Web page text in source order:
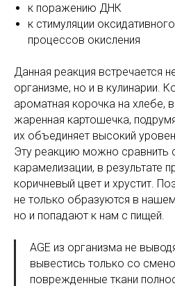
к поражению ДНК
к стимуляции
процессов окисления
Данная реакция встречается
организме, но и в кулинарии.
ароматная корочка на хлебе,
жаренная картошечка,
их объединяет высокий
Эту реакцию можно сравнить
карамелизации, в результате
коричневый цвет и хрустит.
не только образуются в
но и попадают к нам с пищей.
AGE из организма не
вывестись только со
поврежденные ткани